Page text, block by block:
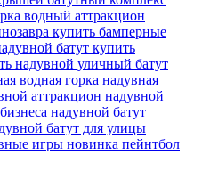
водный аттракцион
купить бамперные
батут купить
надувной уличный батут
водная горка надувная
аттракцион надувной
надувной батут
батут для улицы
игры новинка пейнтбол